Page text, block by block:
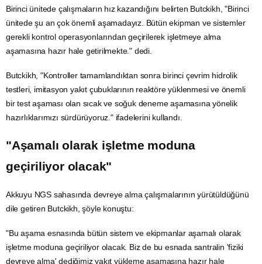
Birinci ünitede çalışmaların hız kazandığını belirten Butckikh, "Birinci
ünitede şu an çok önemli aşamadayız. Bütün ekipman ve sistemler
gerekli kontrol operasyonlarından geçirilerek işletmeye alma
aşamasına hazır hale getirilmekte." dedi.
Butckikh, "Kontroller tamamlandıktan sonra birinci çevrim hidrolik
testleri, imitasyonyakıt çubuklarının reaktöre yüklenmesi ve önemli
bir test aşaması olan sıcak ve soğuk deneme aşamasına yönelik
hazırlıklarımızı sürdürüyoruz." ifadelerini kullandı.
"Aşamalı olarak işletme moduna
geçiriliyor olacak"
Akkuyu NGS sahasında devreye alma çalışmalarının yürütüldüğünü
dile getiren Butckikh, şöyle konuştu:
"Bu aşama esnasında bütün sistem ve ekipmanlar aşamalı olarak
işletme moduna geçiriliyor olacak. Biz de bu esnada santralin 'fiziki
devreye alma' dediğimiz yakıt yükleme aşamasına hazır hale